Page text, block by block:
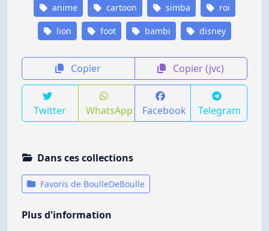
anime cartoon simba roi
lion foot bambi disney
Copier Copier (jvc)
Twitter WhatsApp Facebook Telegram
Dans ces collections
Favoris de BoulleDeBoulle
Plus d'information